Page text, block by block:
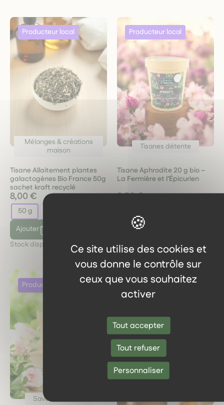
Ce site utilise des cookies et
vous donne le contrôle sur
ceux que vous souhaitez
activer
Tout accepter
Tout refuser
Personnaliser
Mélanges & créations
maison
Tisane Allaitement plantes
galactogènes Bio France 50g
sachet kraft recyclé
8,00 €
50 g
Ajouter
Stock disponible :
Tisanes détente
Tisane Aphrodite 20 g bio –
La Fermière et l’Épicurien
8,50 €
Ajouter
Stock disponible : 2
Saveurs florales